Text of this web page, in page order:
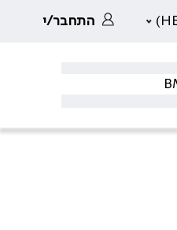
התחבר/י